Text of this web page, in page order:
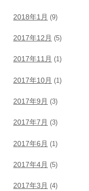
2018年1月 (9)
2017年12月 (5)
2017年11月 (1)
2017年10月 (1)
2017年9月 (3)
2017年7月 (3)
2017年6月 (1)
2017年4月 (5)
2017年3月 (4)